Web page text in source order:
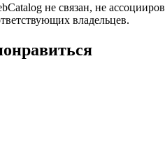
не связан, не
владельцев.